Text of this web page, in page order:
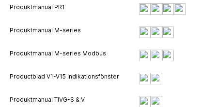
Produktmanual PR1
Produktmanual M-series
Produktmanual M-series Modbus
Productblad V1-V15 Indikationsfönster
Produktmanual TIVG-S & V